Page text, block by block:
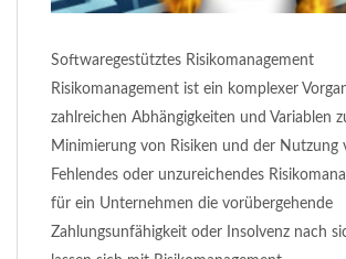
Softwaregestütztes Risikomanagement
Risikomanagement ist ein komplexer
zahlreichen Abhängigkeiten und Variablen
Minimierung von Risiken und der Nutzung
Fehlendes oder unzureichendes
für ein Unternehmen die vorübergehende
Zahlungsunfähigkeit oder Insolvenz nach